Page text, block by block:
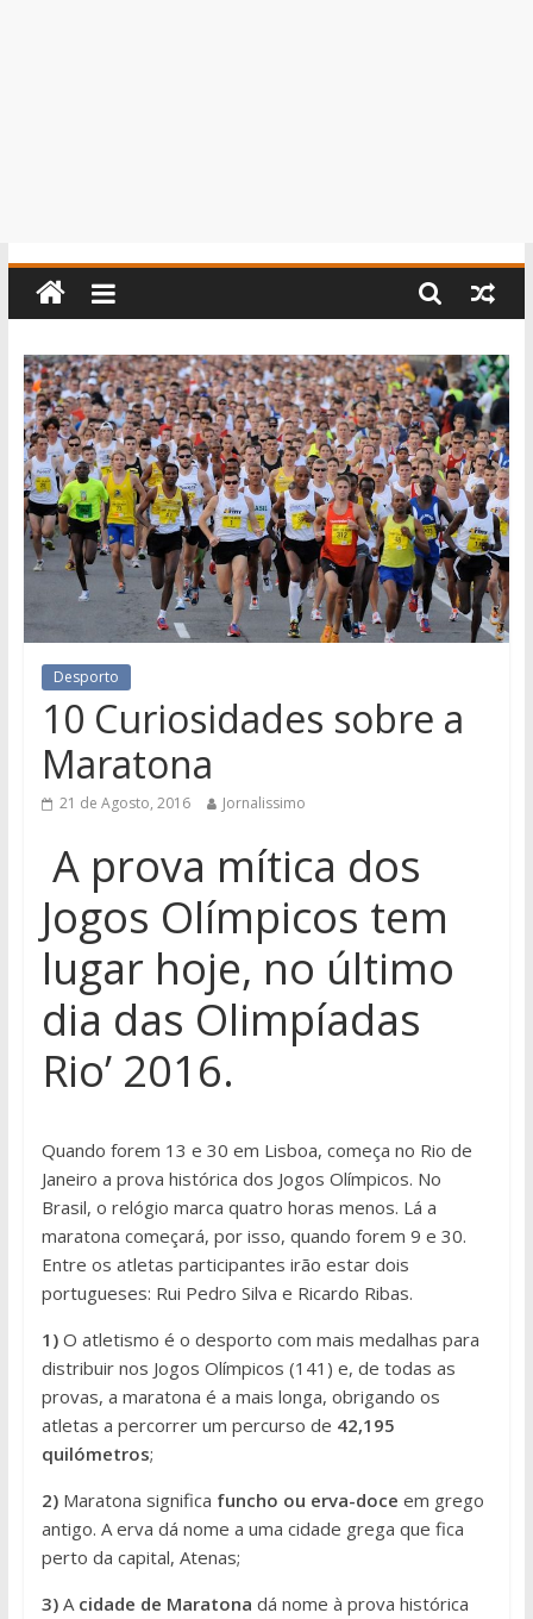
Desporto
10 Curiosidades sobre a
Maratona
21 de Agosto, 2016 Jornalissimo
A prova mítica dos
Jogos Olímpicos tem
lugar hoje, no último
dia das Olimpíadas
Rio’ 2016.
Quando forem 13 e 30 em Lisboa, começa no Rio de
Janeiro a prova histórica dos Jogos Olímpicos. No
Brasil, o relógio marca quatro horas menos. Lá a
maratona começará, por isso, quando forem 9 e 30.
Entre os atletas participantes irão estar dois
portugueses: Rui Pedro Silva e Ricardo Ribas.
1)O atletismo é o desporto com mais medalhas para
distribuir nos Jogos Olímpicos (141) e, de todas as
provas, a maratona é a mais longa, obrigando os
atletas a percorrer um percurso de 42,195
quilómetros;
2)Maratona significa funcho ou erva-doce em grego
antigo. A erva dá nome a uma cidade grega que fica
perto da capital, Atenas;
3)A cidade de Maratona dá nome à prova histórica